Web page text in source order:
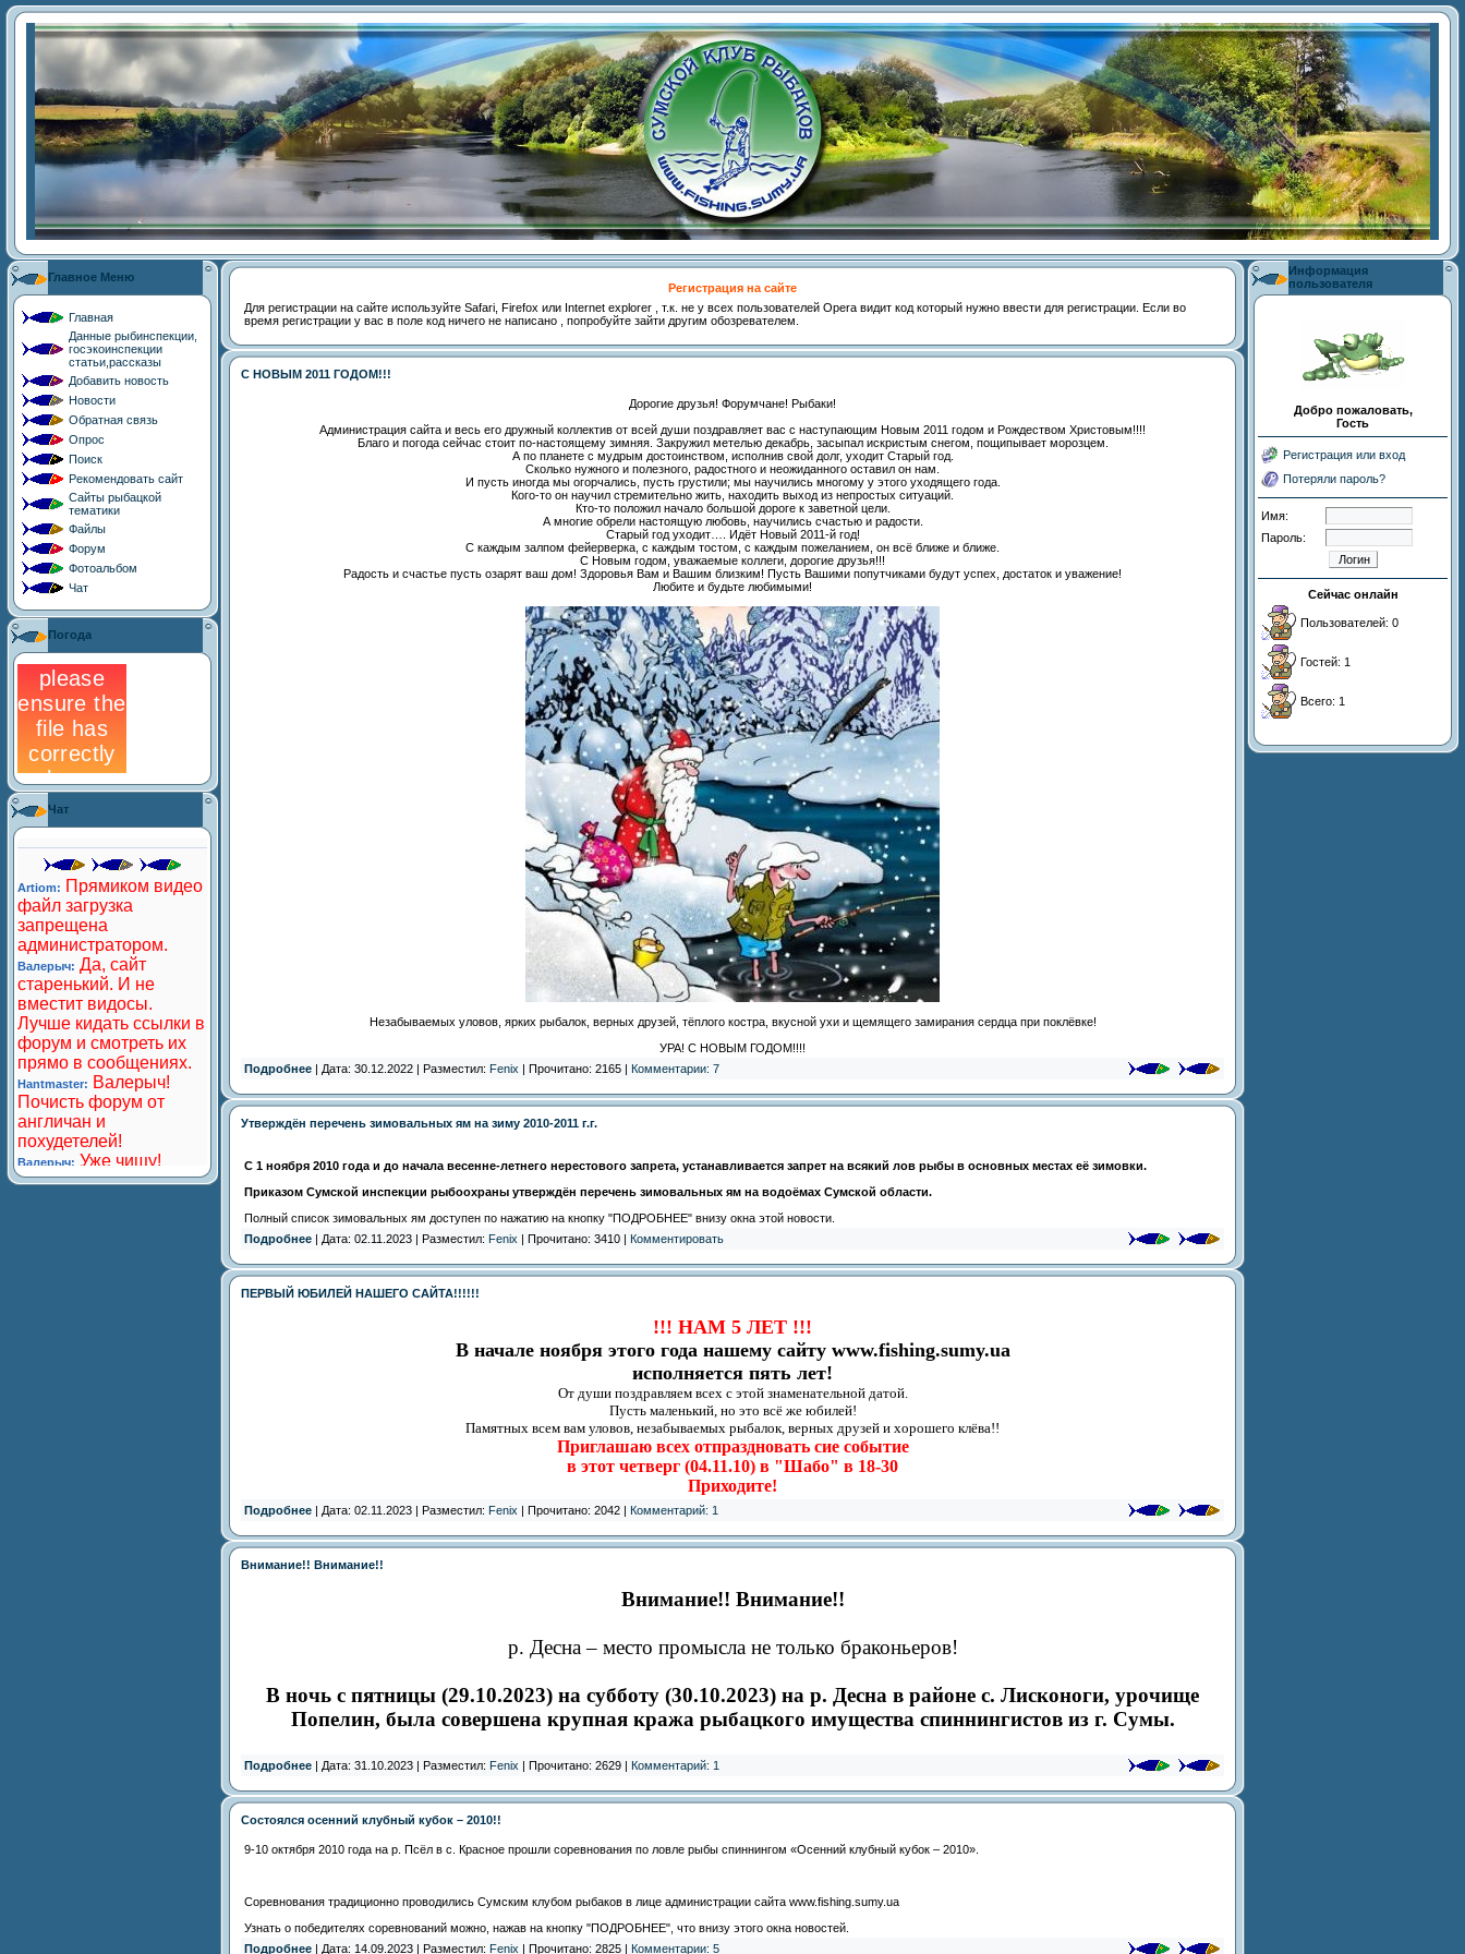
Главное Меню
Главная
Данные рыбинспекции,
госэкоинспекции
статьи,рассказы
Добавить новость
Новости
Обратная связь
Опрос
Поиск
Рекомендовать сайт
Сайты рыбацкой
тематики
Файлы
Форум
Фотоальбом
Чат
Погода
Чат
Регистрация на сайте
Для регистрации на сайте используйте Safari, Firefox или Internet explorer , т.к. не у всех пользователей Opera видит код который нужно ввести для регистрации. Если во
время регистрации у вас в поле код ничего не написано , попробуйте зайти другим обозревателем.
С НОВЫМ 2011 ГОДОМ!!!
Дорогие друзья! Форумчане! Рыбаки!
Администрация сайта и весь его дружный коллектив от всей души поздравляет вас с наступающим Новым 2011 годом и Рождеством Христовым!!!!
Благо и погода сейчас стоит по-настоящему зимняя. Закружил метелью декабрь, засыпал искристым снегом, пощипывает морозцем.
А по планете с мудрым достоинством, исполнив свой долг, уходит Старый год.
Сколько нужного и полезного, радостного и неожиданного оставил он нам.
И пусть иногда мы огорчались, пусть грустили; мы научились многому у этого уходящего года.
Кого-то он научил стремительно жить, находить выход из непростых ситуаций.
Кто-то положил начало большой дороге к заветной цели.
А многие обрели настоящую любовь, научились счастью и радости.
Старый год уходит…. Идёт Новый 2011-й год!
С каждым залпом фейерверка, с каждым тостом, с каждым пожеланием, он всё ближе и ближе.
С Новым годом, уважаемые коллеги, дорогие друзья!!!
Радость и счастье пусть озарят ваш дом! Здоровья Вам и Вашим близким! Пусть Вашими попутчиками будут успех, достаток и уважение!
Любите и будьте любимыми!
Незабываемых уловов, ярких рыбалок, верных друзей, тёплого костра, вкусной ухи и щемящего замирания сердца при поклёвке!
УРА! С НОВЫМ ГОДОМ!!!!
Подробнее | Дата: 30.12.2022 | Разместил: Fenix | Прочитано: 2165 | Комментарии: 7
Утверждён перечень зимовальных ям на зиму 2010-2011 г.г.
С 1 ноября 2010 года и до начала весенне-летнего нерестового запрета, устанавливается запрет на всякий лов рыбы в основных местах её зимовки.
Приказом Сумской инспекции рыбоохраны утверждён перечень зимовальных ям на водоёмах Сумской области.
Полный список зимовальных ям доступен по нажатию на кнопку "ПОДРОБНЕЕ" внизу окна этой новости.
Подробнее | Дата: 02.11.2023 | Разместил: Fenix | Прочитано: 3410 | Комментировать
ПЕРВЫЙ ЮБИЛЕЙ НАШЕГО САЙТА!!!!!!
!!! НАМ 5 ЛЕТ !!!
В начале ноября этого года нашему сайту www.fishing.sumy.ua
исполняется пять лет!
От души поздравляем всех с этой знаменательной датой.
Пусть маленький, но это всё же юбилей!
Памятных всем вам уловов, незабываемых рыбалок, верных друзей и хорошего клёва!!
Приглашаю всех отпраздновать сие событие
в этот четверг (04.11.10) в "Шабо" в 18-30
Приходите!
Подробнее | Дата: 02.11.2023 | Разместил: Fenix | Прочитано: 2042 | Комментарий: 1
Внимание!! Внимание!!
Внимание!! Внимание!!
р. Десна – место промысла не только браконьеров!
В ночь с пятницы (29.10.2023) на субботу (30.10.2023) на р. Десна в районе с. Лисконоги, урочище
Попелин, была совершена крупная кража рыбацкого имущества спиннингистов из г. Сумы.
Подробнее | Дата: 31.10.2023 | Разместил: Fenix | Прочитано: 2629 | Комментарий: 1
Состоялся осенний клубный кубок – 2010!!
9-10 октября 2010 года на р. Псёл в с. Красное прошли соревнования по ловле рыбы спиннингом «Осенний клубный кубок – 2010».
Соревнования традиционно проводились Сумским клубом рыбаков в лице администрации сайта www.fishing.sumy.ua
Узнать о победителях соревнований можно, нажав на кнопку "ПОДРОБНЕЕ", что внизу этого окна новостей.
Подробнее | Дата: 14.09.2023 | Разместил: Fenix | Прочитано: 2825 | Комментарии: 5
Информация
пользователя
Добро пожаловать,
Гость
Регистрация или вход
Потеряли пароль?
Имя:
Пароль:
Сейчас онлайн
Пользователей: 0
Гостей: 1
Всего: 1